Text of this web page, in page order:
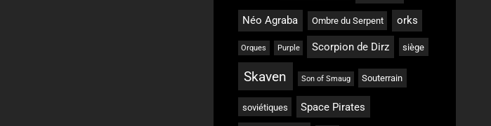
Néo Agraba Ombre du Serpent orks
Orques Purple Scorpion de Dirz siège
Skaven Son of Smaug Souterrain
soviétiques Space Pirates